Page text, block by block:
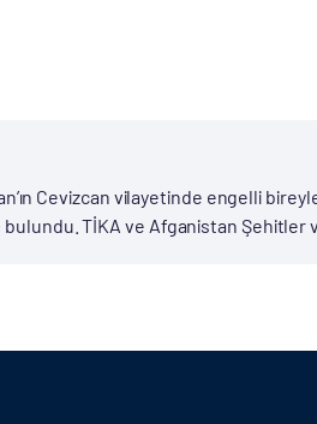
Cevizcan vilayetinde engelli
TİKA ve Afganistan Şehitler